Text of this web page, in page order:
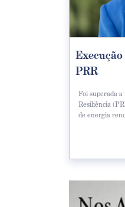
PRR
Foi superada a
Resiliência
de energia